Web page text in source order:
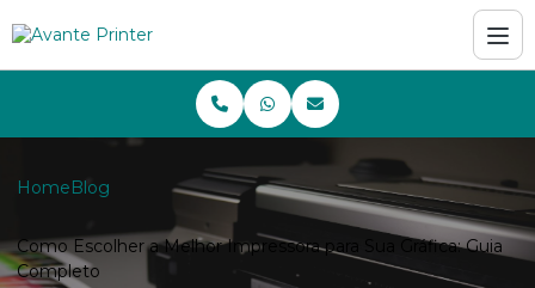
HomeBlog
Como Escolher a Melhor Impressora para Sua Gráfica: Guia
Completo